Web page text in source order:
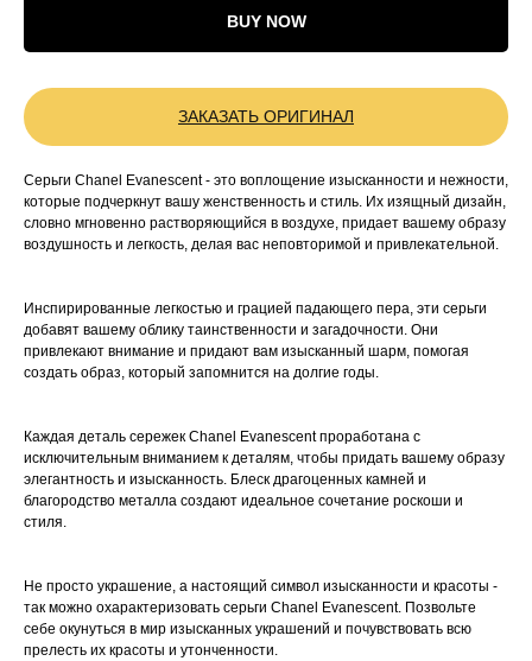
BUY NOW
ЗАКАЗАТЬ ОРИГИНАЛ
Серьги Chanel Evanescent - это воплощение изысканности и нежности,
которые подчеркнут вашу женственность и стиль. Их изящный дизайн,
словно мгновенно растворяющийся в воздухе, придает вашему образу
воздушность и легкость, делая вас неповторимой и привлекательной.
Инспирированные легкостью и грацией падающего пера, эти серьги
добавят вашему облику таинственности и загадочности. Они
привлекают внимание и придают вам изысканный шарм, помогая
создать образ, который запомнится на долгие годы.
Каждая деталь сережек Chanel Evanescent проработана с
исключительным вниманием к деталям, чтобы придать вашему образу
элегантность и изысканность. Блеск драгоценных камней и
благородство металла создают идеальное сочетание роскоши и
стиля.
Не просто украшение, а настоящий символ изысканности и красоты -
так можно охарактеризовать серьги Chanel Evanescent. Позвольте
себе окунуться в мир изысканных украшений и почувствовать всю
прелесть их красоты и утонченности.